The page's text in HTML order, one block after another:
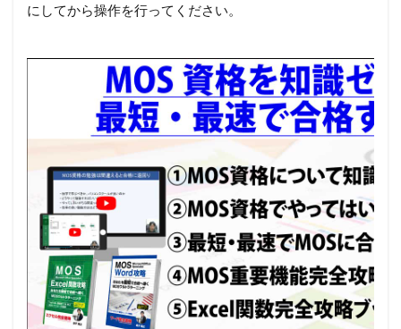
にしてから操作を行ってください。